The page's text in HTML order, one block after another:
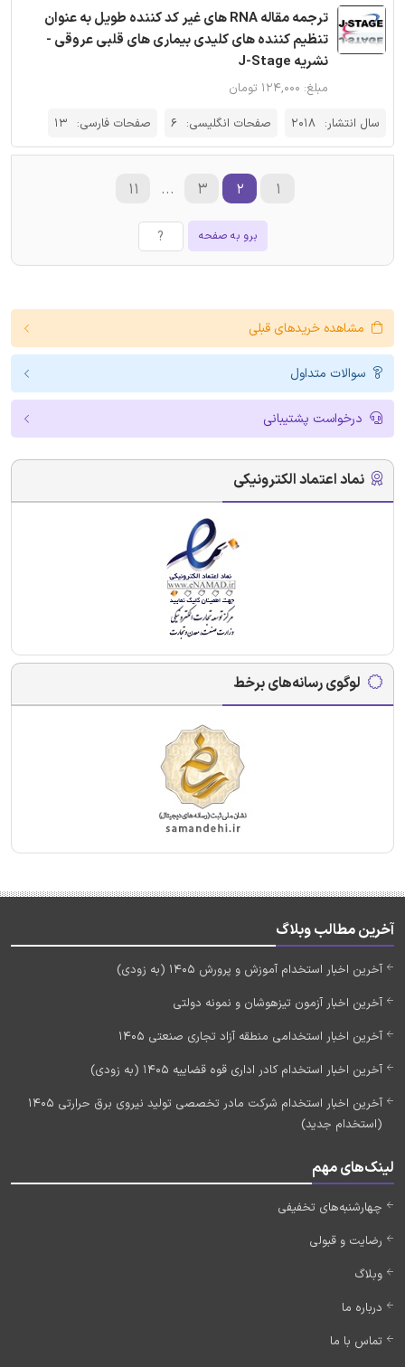
ترجمه مقاله RNA های غیر کد کننده طویل به عنوان
تنظیم کننده های کلیدی بیماری های قلبی عروقی -
نشریه J-Stage
مبلغ: ۱۲۴,۰۰۰ تومان
سال انتشار: 2018 صفحات انگلیسی: 6 صفحات فارسی: 13
برو به صفحه
۱ ۲ ۳ ... ۱۱
مشاهده خریدهای قبلی
سوالات متداول
درخواست پشتیبانی
نماد اعتماد الکترونیکی
لوگوی رسانه‌های برخط
آخرین مطالب وبلاگ
آخرین اخبار استخدام آموزش و پرورش 1405 (به زودی)
آخرین اخبار آزمون تیزهوشان و نمونه دولتی
آخرین اخبار استخدامی منطقه آزاد تجاری صنعتی 1405
آخرین اخبار استخدام کادر اداری قوه قضاییه 1405 (به زودی)
آخرین اخبار استخدام شرکت مادر تخصصی تولید نیروی برق حرارتی 1405
(استخدام جدید)
لینک‌های مهم
چهارشنبه‌های تخفیفی
رضایت و قبولی
وبلاگ
درباره ما
تماس با ما